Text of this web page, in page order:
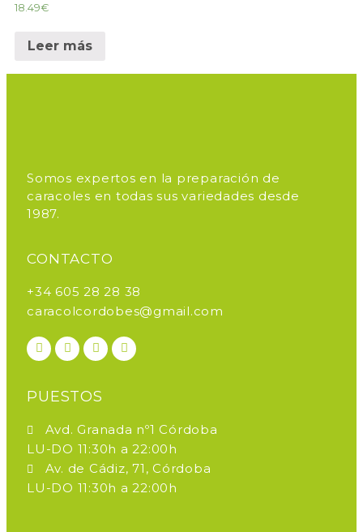
18.49€
Leer más
Somos expertos en la preparación de
caracoles en todas sus variedades desde
1987.
CONTACTO
+34 605 28 28 38
caracolcordobes@gmail.com
PUESTOS
Avd. Granada nº1 Córdoba
LU-DO 11:30h a 22:00h
Av. de Cádiz, 71, Córdoba
LU-DO 11:30h a 22:00h